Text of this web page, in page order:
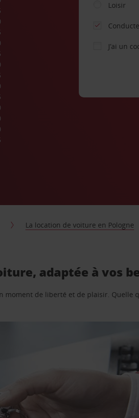
Loisir
J’ai un
La location de voiture en Pologne
adaptée à vos
de liberté et de plaisir. Quelle